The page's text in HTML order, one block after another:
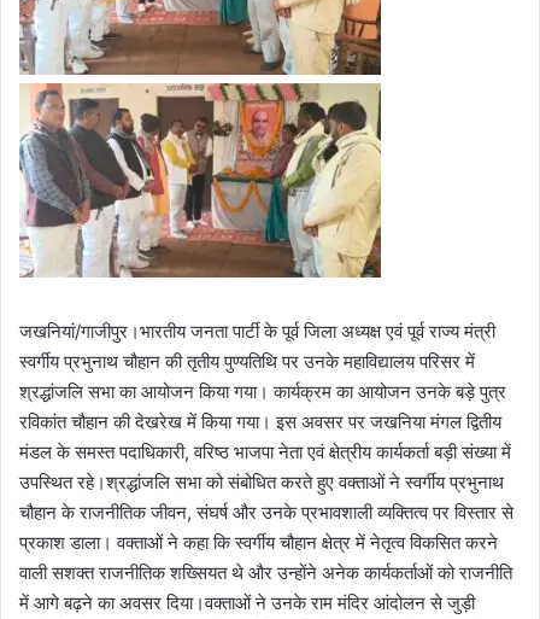
जखनियां/गाजीपुर।भारतीय जनता पार्टी के पूर्व जिला अध्यक्ष एवं पूर्व राज्य मंत्री
स्वर्गीय प्रभुनाथ चौहान की तृतीय पुण्यतिथि पर उनके महाविद्यालय परिसर में
श्रद्धांजलि सभा का आयोजन किया गया। कार्यक्रम का आयोजन उनके बड़े पुत्र
रविकांत चौहान की देखरेख में किया गया। इस अवसर पर जखनिया मंगल द्वितीय
मंडल के समस्त पदाधिकारी, वरिष्ठ भाजपा नेता एवं क्षेत्रीय कार्यकर्ता बड़ी संख्या में
उपस्थित रहे।श्रद्धांजलि सभा को संबोधित करते हुए वक्ताओं ने स्वर्गीय प्रभुनाथ
चौहान के राजनीतिक जीवन, संघर्ष और उनके प्रभावशाली व्यक्तित्व पर विस्तार से
प्रकाश डाला। वक्ताओं ने कहा कि स्वर्गीय चौहान क्षेत्र में नेतृत्व विकसित करने
वाली सशक्त राजनीतिक शख्सियत थे और उन्होंने अनेक कार्यकर्ताओं को राजनीति
में आगे बढ़ने का अवसर दिया।वक्ताओं ने उनके राम मंदिर आंदोलन से जुड़ी